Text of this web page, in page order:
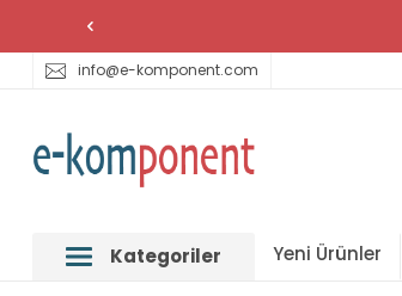
info@e-komponent.com
Kategoriler Yeni Ürünler